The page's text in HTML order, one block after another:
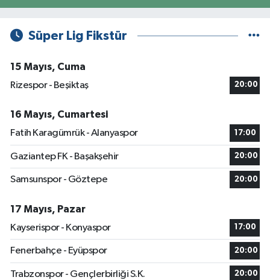
Süper Lig Fikstür
15 Mayıs, Cuma
Rizespor - Beşiktaş
20:00
16 Mayıs, Cumartesi
Fatih Karagümrük - Alanyaspor
17:00
Gaziantep FK - Başakşehir 20:00
Samsunspor - Göztepe 20:00
17 Mayıs, Pazar
Kayserispor - Konyaspor
17:00
Fenerbahçe - Eyüpspor 20:00
Trabzonspor - Gençlerbirliği S.K. 20:00